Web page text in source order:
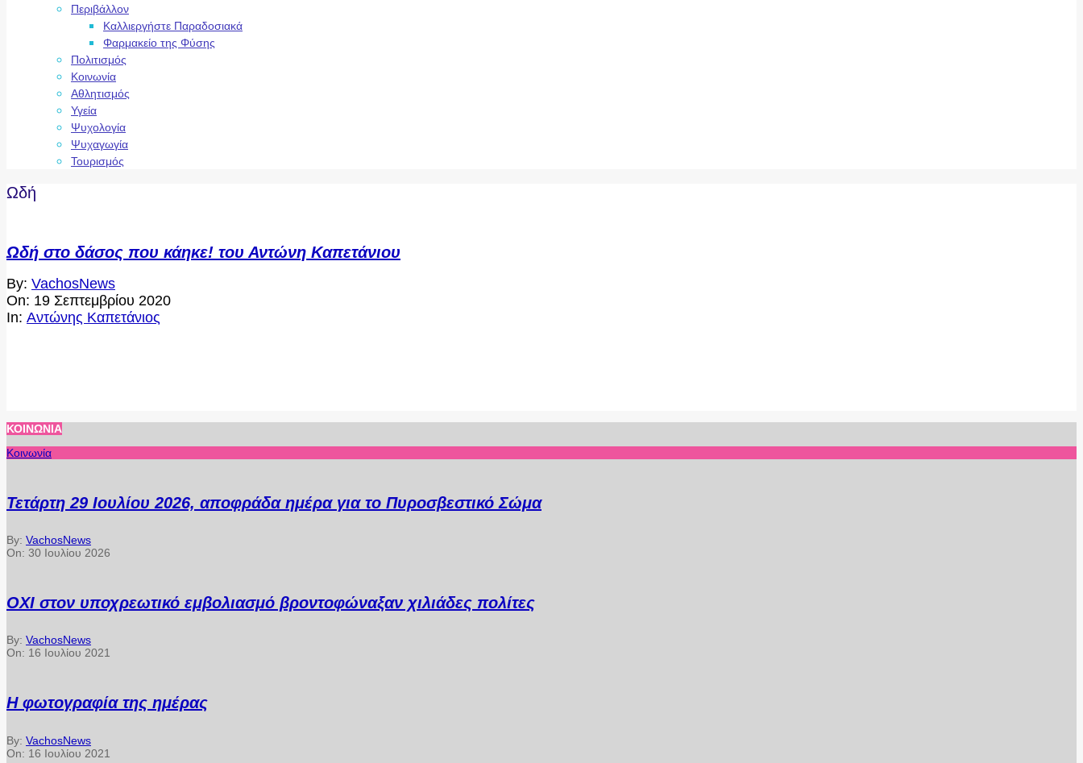
Περιβάλλον
Καλλιεργήστε Παραδοσιακά
Φαρμακείο της Φύσης
Πολιτισμός
Κοινωνία
Αθλητισμός
Υγεία
Ψυχολογία
Ψυχαγωγία
Τουρισμός
Ωδή
Ωδή στο δάσος που κάηκε! του Αντώνη Καπετάνιου
2020-
09-
19
By: VachosNews
On: 19 Σεπτεμβρίου 2020
In: Αντώνης Καπετάνιος
ΚΟΙΝΩΝΊΑ
Κοινωνία
Τετάρτη 29 Ιουλίου 2026, αποφράδα ημέρα για το Πυροσβεστικό Σώμα
By: VachosNews
On: 30 Ιουλίου 2026
ΟΧΙ στον υποχρεωτικό εμβολιασμό βροντοφώναξαν χιλιάδες πολίτες
By: VachosNews
On: 16 Ιουλίου 2021
Η φωτογραφία της ημέρας
By: VachosNews
On: 16 Ιουλίου 2021